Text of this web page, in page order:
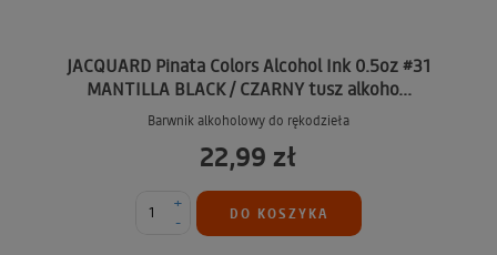
JACQUARD Pinata Colors Alcohol Ink 0.5oz #31
MANTILLA BLACK / CZARNY tusz alkoho...
Barwnik alkoholowy do rękodzieła
22,99 zł
-
+
DO KOSZYKA